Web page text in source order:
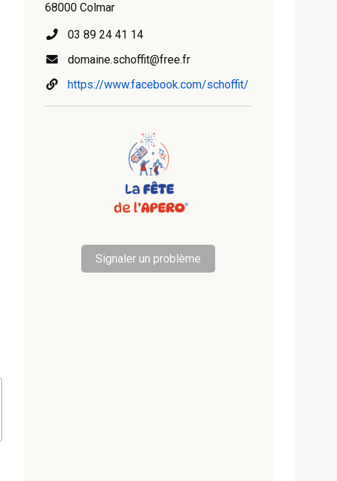
68000 Colmar
03 89 24 41 14
domaine.schoffit@free.fr
https://www.facebook.com/schoffit/
Signaler un problème